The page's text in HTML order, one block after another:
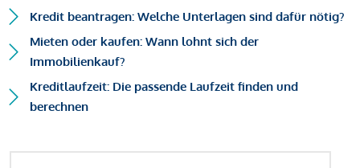
Kredit beantragen: Welche Unterlagen sind dafür nötig?
Mieten oder kaufen: Wann lohnt sich der
Immobilienkauf?
Kreditlaufzeit: Die passende Laufzeit finden und
berechnen